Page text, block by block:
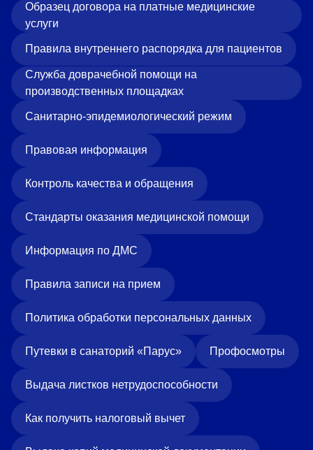
Образец договора на платные медицинские
услуги
Правила внутреннего распорядка для пациентов
Служба доврачебной помощи на
производственных площадках
Санитарно-эпидемиологический режим
Правовая информация
Контроль качества и обращения
Стандарты оказания медицинской помощи
Информация по ДМС
Правила записи на прием
Политика обработки персональных данных
Путевки в санаторий «Парус» Профосмотры
Выдача листков нетрудоспособности
Как получить налоговый вычет